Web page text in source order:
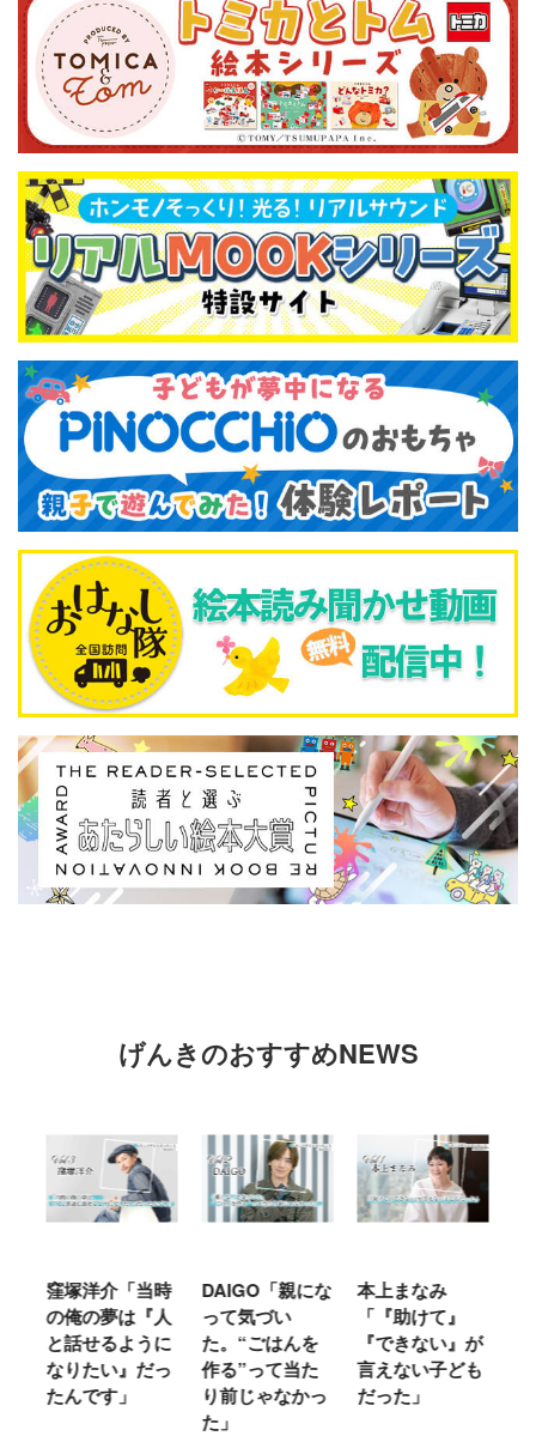
げんきのおすすめNEWS
窪塚洋介「当時
の俺の夢は『人
と話せるように
なりたい』だっ
たんです」
DAIGO「親にな
って気づい
た。“ごはんを
作る”って当た
り前じゃなかっ
た」
本上まなみ
「『助けて』
『できない』が
言えない子ども
だった」